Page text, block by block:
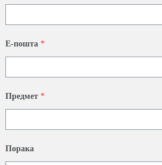
Е-пошта *
Предмет *
Порака